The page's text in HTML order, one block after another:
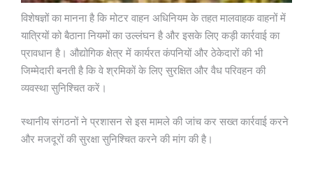
विशेषज्ञों का मानना है कि मोटर वाहन अधिनियम के तहत मालवाहक वाहनों में
यात्रियों को बैठाना नियमों का उल्लंघन है और इसके लिए कड़ी कार्रवाई का
प्रावधान है। औद्योगिक क्षेत्र में कार्यरत कंपनियों और ठेकेदारों की भी
जिम्मेदारी बनती है कि वे श्रमिकों के लिए सुरक्षित और वैध परिवहन की
व्यवस्था सुनिश्चित करें।
स्थानीय संगठनों ने प्रशासन से इस मामले की जांच कर सख्त कार्रवाई करने
और मजदूरों की सुरक्षा सुनिश्चित करने की मांग की है।